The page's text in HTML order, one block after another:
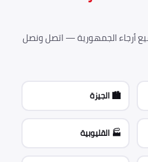
أرجاء الجمهورية — اتصل ونصل
🏙️ الجيزة
🏭 القليوبية